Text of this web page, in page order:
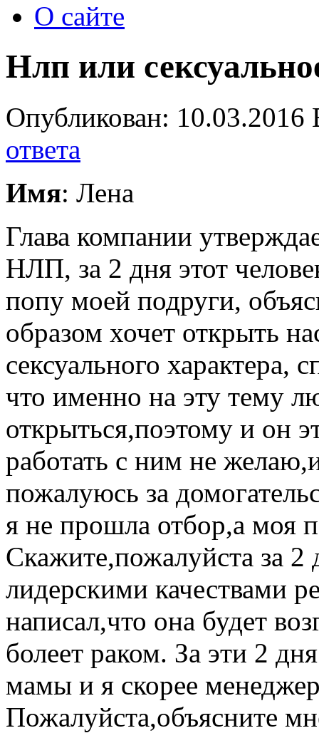
О сайте
Нлп или
Опубликован:
ответа
Имя: Лена
Глава компании
НЛП, за 2 дня этот
попу моей подруги,
образом хочет открыть
сексуального характера,
что именно на эту тему
открыться,поэтому и он
работать с ним не
пожалуюсь за
я не прошла отбор,а моя
Скажите,пожалуйста за 2
лидерскими качествами
написал,что она будет
болеет раком. За эти 2
мамы и я скорее
Пожалуйста,объясните